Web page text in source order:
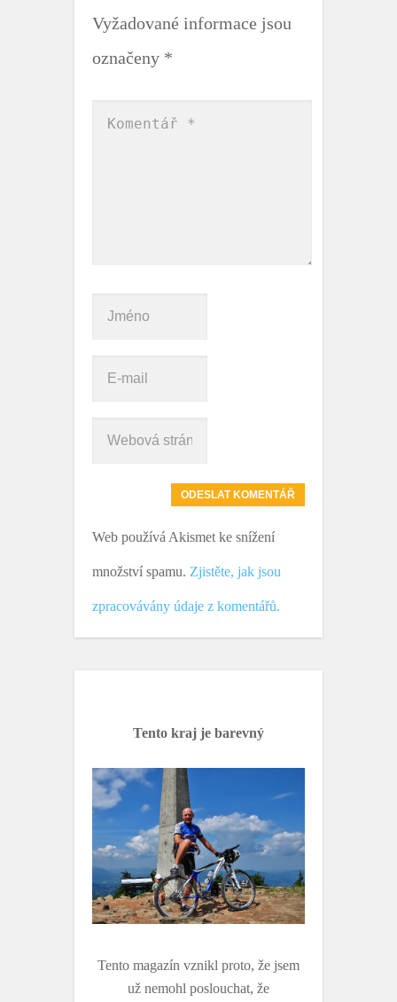
Vyžadované informace jsou
označeny *
Web používá Akismet ke snížení
množství spamu. Zjistěte, jak jsou
zpracovávány údaje z komentářů.
Tento kraj je barevný
Tento magazín vznikl proto, že jsem
už nemohl poslouchat, že